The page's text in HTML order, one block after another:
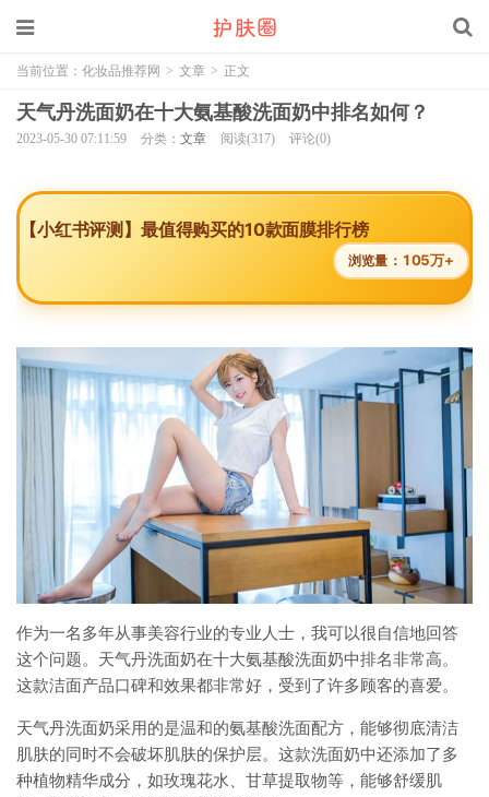
当前位置： 化妆品推荐网 > 文章 > 正文
天气丹洗面奶在十大氨基酸洗面奶中排名如何？
2023-05-30 07:11:59 分类： 文章 阅读(317) 评论(0)
【小红书评测】最值得购买的10款面膜排行榜
浏览量： 105万+
作为一名多年从事美容行业的专业人士，我可以很自信地回答
这个问题。天气丹洗面奶在十大氨基酸洗面奶中排名非常高。
这款洁面产品口碑和效果都非常好，受到了许多顾客的喜爱。
天气丹洗面奶采用的是温和的氨基酸洗面配方，能够彻底清洁
肌肤的同时不会破坏肌肤的保护层。这款洗面奶中还添加了多
种植物精华成分，如玫瑰花水、甘草提取物等，能够舒缓肌